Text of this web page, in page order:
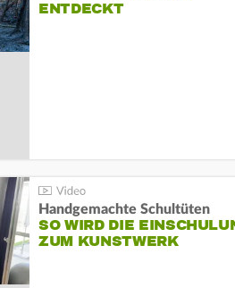
ENTDECKT
Handgemachte Schultüten
SO WIRD DIE
ZUM KUNSTWERK